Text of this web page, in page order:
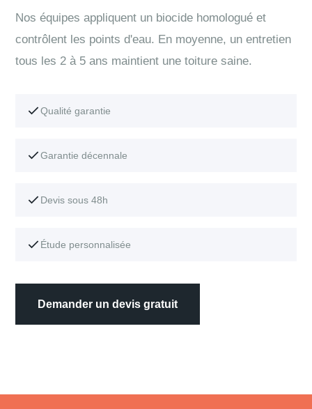
Nos équipes appliquent un biocide homologué et
contrôlent les points d'eau. En moyenne, un entretien
tous les 2 à 5 ans maintient une toiture saine.
Qualité garantie
Garantie décennale
Devis sous 48h
Étude personnalisée
Demander un devis gratuit